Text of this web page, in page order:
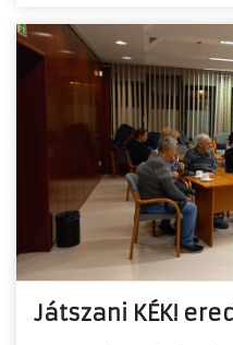
Játszani KÉK!